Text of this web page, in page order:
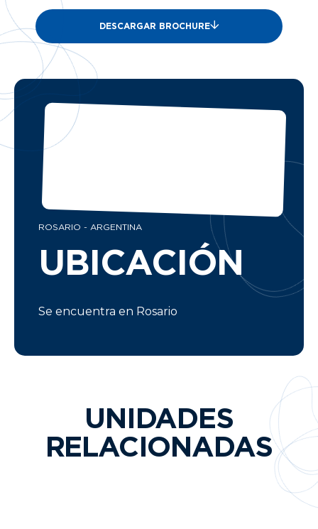
DESCARGAR BROCHURE
ROSARIO - ARGENTINA
UBICACIÓN
Se encuentra en Rosario
UNIDADES
RELACIONADAS